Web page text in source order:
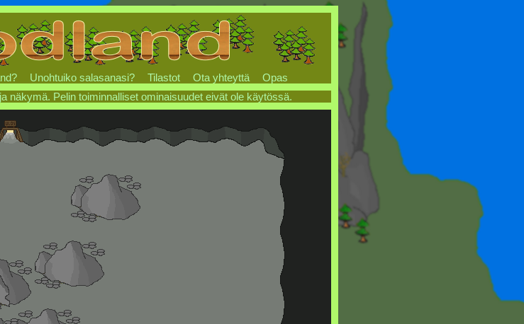
Unohtuiko salasanasi? Tilastot Ota yhteyttä
Opas
näkymä. Pelin toiminnalliset ominaisuudet eivät ole käytössä.